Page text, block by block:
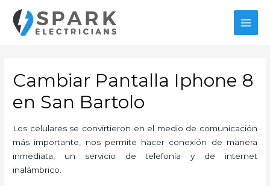
contenido
Cambiar Pantalla Iphone 8
en San Bartolo
Los celulares se convirtieron en el medio de comunicación
más importante, nos permite hacer conexión de manera
inmediata, un servicio de telefonía y de internet
inalámbrico.